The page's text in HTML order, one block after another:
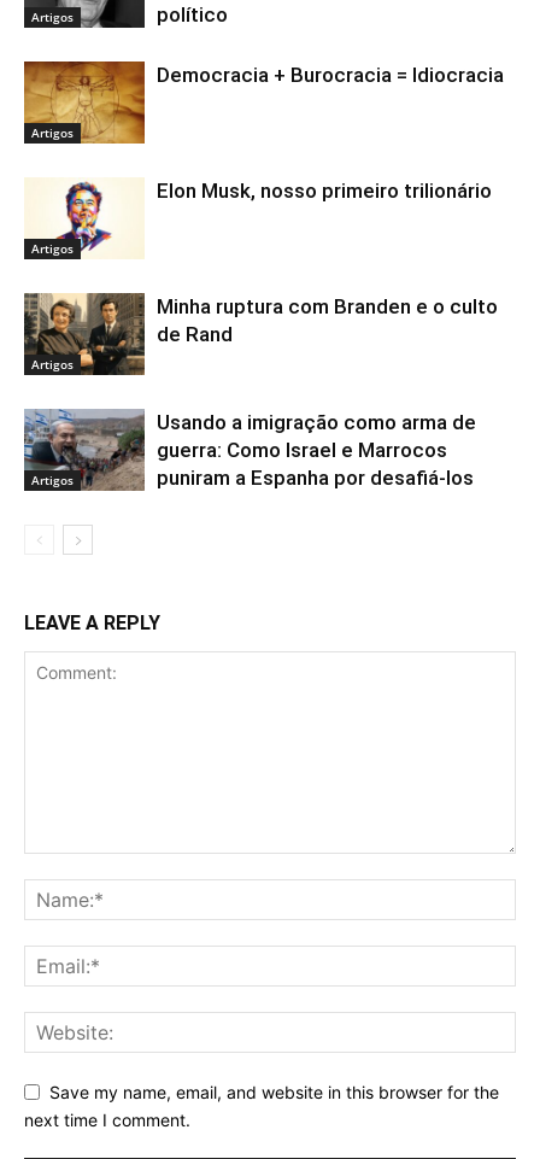
Artigos
político
Artigos
Democracia + Burocracia = Idiocracia
Artigos
Elon Musk, nosso primeiro trilionário
Artigos
Minha ruptura com Branden e o culto
de Rand
Artigos
Usando a imigração como arma de
guerra: Como Israel e Marrocos
puniram a Espanha por desafiá-los
LEAVE A REPLY
Save my name, email, and website in this browser for the
next time I comment.